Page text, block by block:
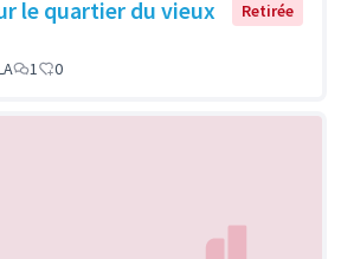
le quartier du vieux
Retirée
1 0